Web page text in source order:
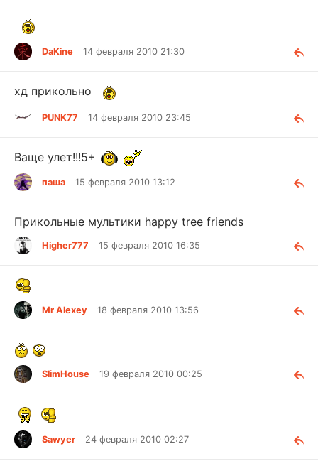
DaKine 14 февраля 2010 21:30
хд прикольно
PUNK77 14 февраля 2010 23:45
Ваще улет!!!5+
паша 15 февраля 2010 13:12
Прикольные мультики happy tree friends
Higher777 15 февраля 2010 16:35
Mr Alexey 18 февраля 2010 13:56
SlimHouse 19 февраля 2010 00:25
Sawyer 24 февраля 2010 02:27